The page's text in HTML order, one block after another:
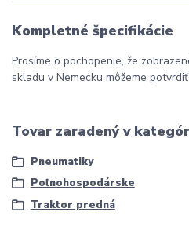
Kompletné špecifikácie
Prosíme o pochopenie, že
skladu v Nemecku môžeme
Tovar zaradený v
Pneumatiky
Poľnohospodárske
Traktor predná